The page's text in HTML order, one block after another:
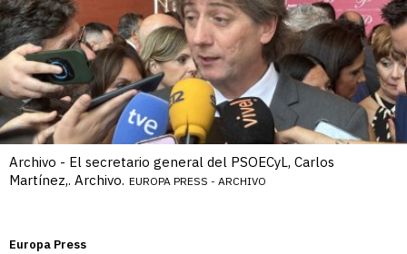
Archivo - El secretario general del PSOECyL, Carlos
Martínez,. Archivo. EUROPA PRESS - ARCHIVO
Europa Press